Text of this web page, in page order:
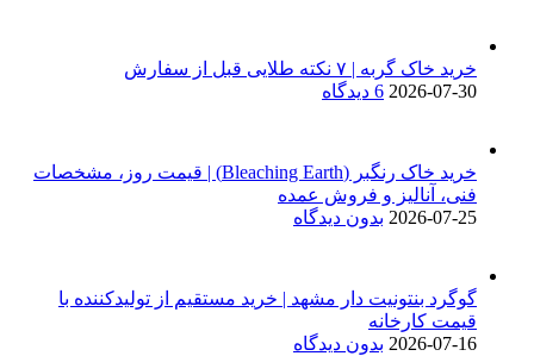
خرید خاک گربه | ۷ نکته طلایی قبل از سفارش
2026-07-30 6 دیدگاه
خرید خاک رنگبر (Bleaching Earth) | قیمت روز، مشخصات
فنی، آنالیز و فروش عمده
2026-07-25 بدون دیدگاه
گوگرد بنتونیت دار مشهد | خرید مستقیم از تولیدکننده با
قیمت کارخانه
2026-07-16 بدون دیدگاه